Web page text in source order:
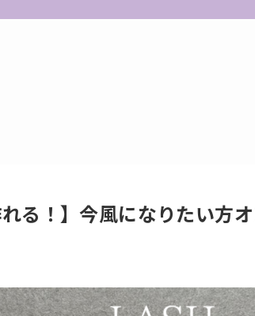
れる！】今風になりたい方